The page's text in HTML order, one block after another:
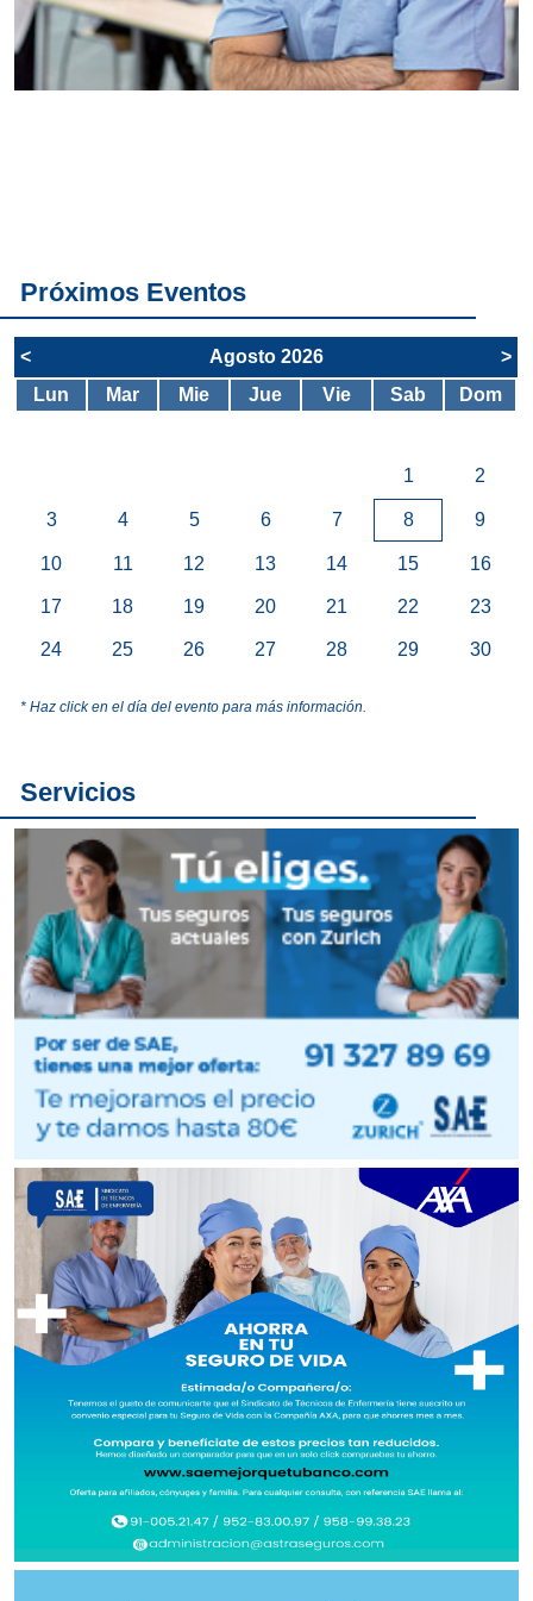
Próximos Eventos
< Agosto 2026
>
Lun
Mar Mie Jue Vie Sab Dom
1 2
3 4 5 6 7 8 9
10 11 12 13 14 15 16
17 18 19 20 21 22 23
24 25 26 27 28 29 30
* Haz click en el día del evento para más información.
Servicios